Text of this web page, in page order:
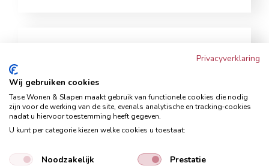
Privacyverklaring
Wij gebruiken cookies
Tase Wonen & Slapen maakt gebruik van functionele cookies die nodig
zijn voor de werking van de site, evenals analytische en tracking‑cookies
nadat u hiervoor toestemming heeft gegeven.
U kunt per categorie kiezen welke cookies u toestaat:
Noodzakelijk
Prestatie